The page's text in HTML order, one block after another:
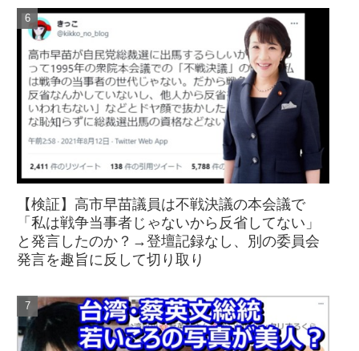
【検証】高市早苗議員は不戦決議の本会議で
「私は戦争当事者じゃないから反省してない」
と発言したのか？→登壇記録なし、別の委員会
発言を趣旨に反して切り取り